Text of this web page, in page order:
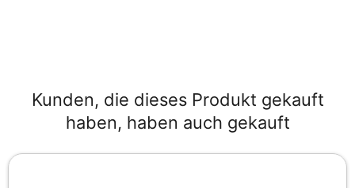
Kunden, die dieses Produkt gekauft
haben, haben auch gekauft